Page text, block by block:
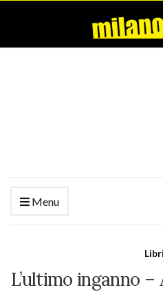
Menu
Libri
L’ultimo inganno –